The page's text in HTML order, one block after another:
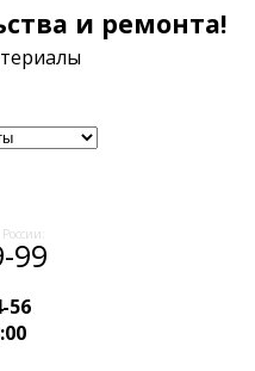
и ремонта!
99
56